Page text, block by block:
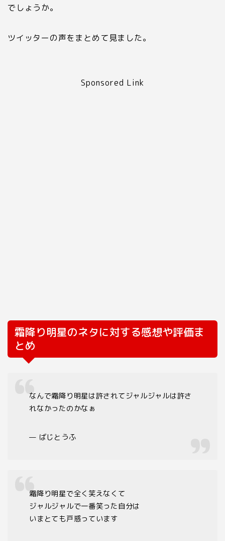
でしょうか。
ツイッターの声をまとめて見ました。
Sponsored Link
霜降り明星のネタに対する感想や評価ま
とめ
なんで霜降り明星は許されてジャルジャルは許さ
れなかったのかなぁ
— ばじとうふ
霜降り明星で全く笑えなくて
ジャルジャルで一番笑った自分は
いまとても戸惑っています